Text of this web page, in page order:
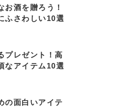
お酒を贈ろう！
ふさわしい10選
プレゼント！高
なアイテム10選
の面白いアイテ